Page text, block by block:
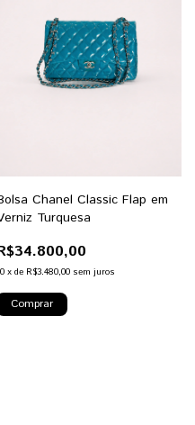
Chanel Classic Flap em
Turquesa
x de R$3.480,00 sem juros